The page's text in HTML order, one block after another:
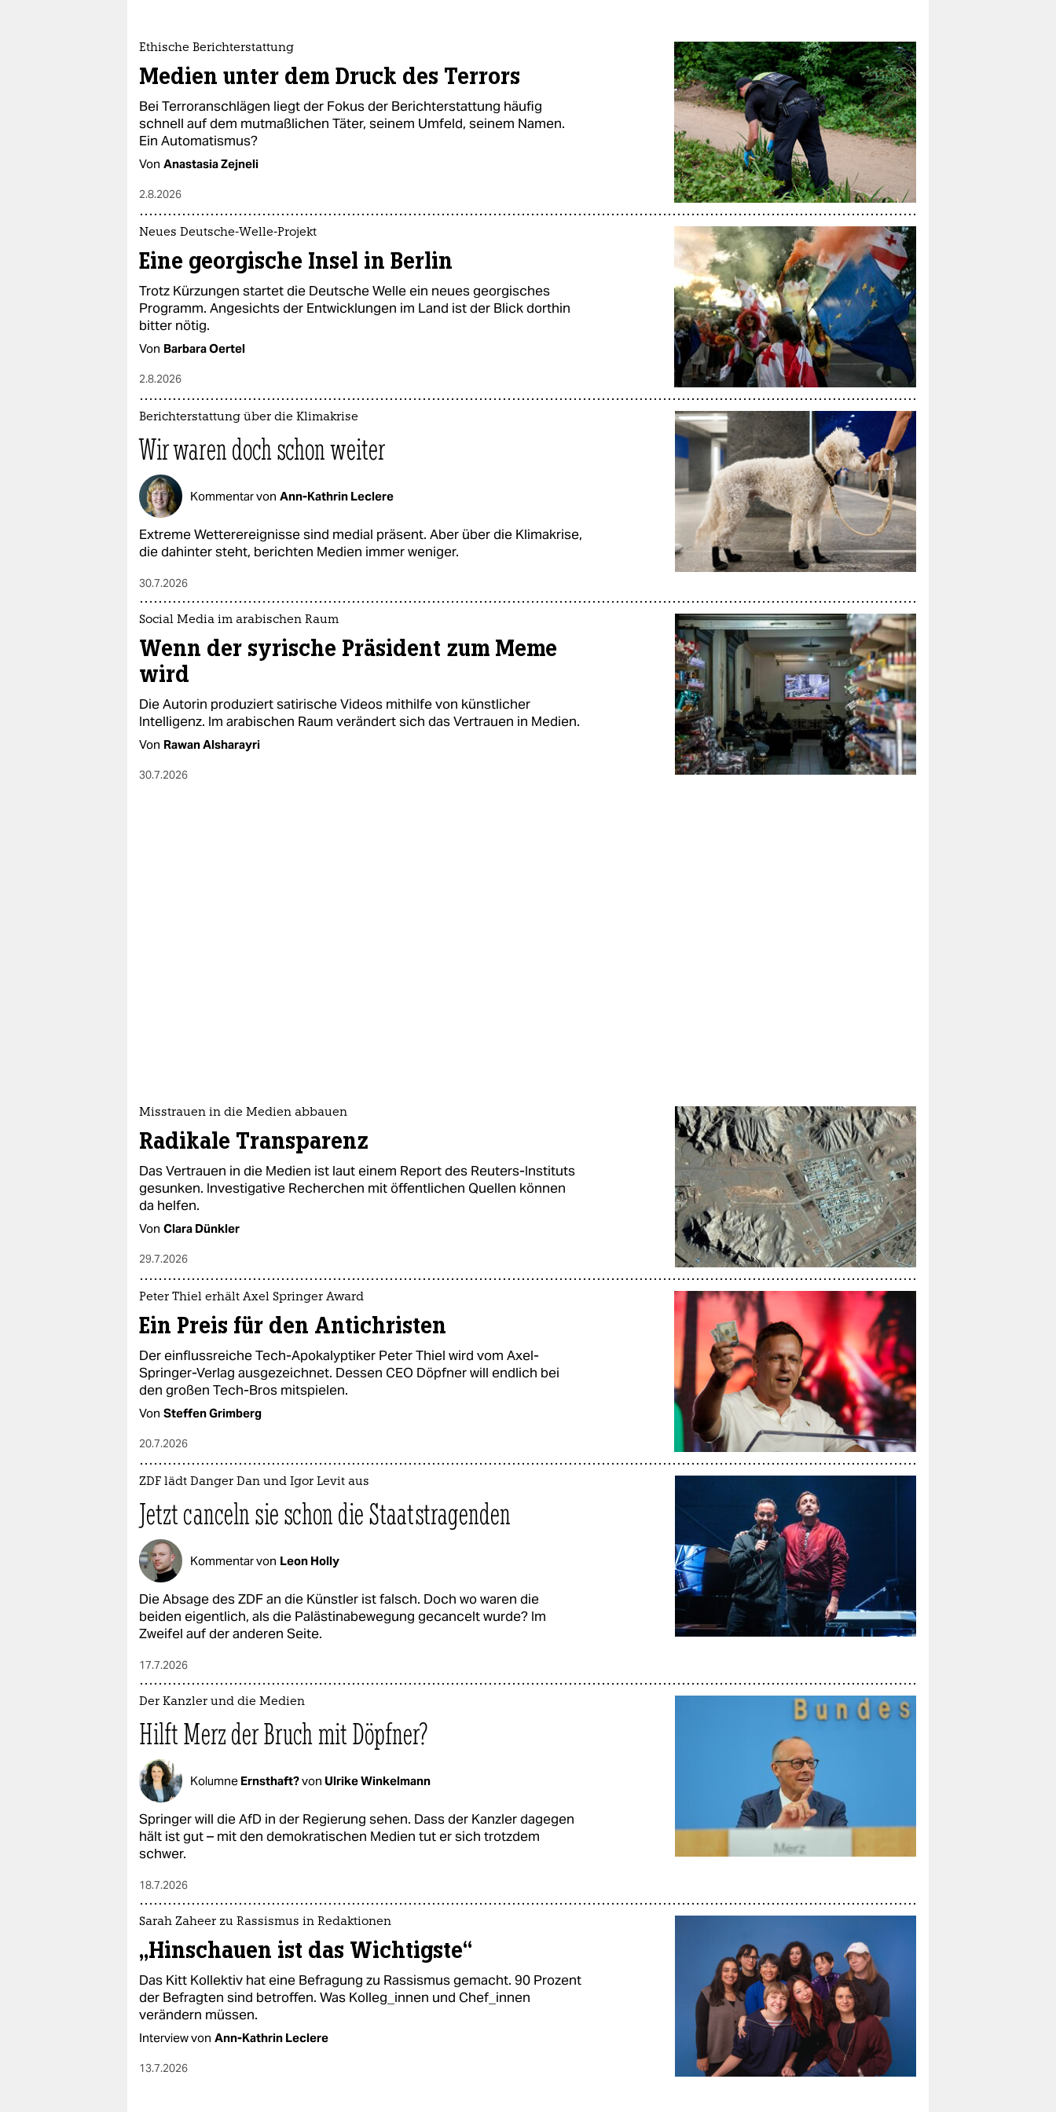
Ethische Berichterstattung
Medien unter dem Druck des Terrors
Bei Terroranschlägen liegt der Fokus der Berichterstattung häufig
schnell auf dem mutmaßlichen Täter, seinem Umfeld, seinem Namen.
Ein Automatismus?
Von Anastasia Zejneli
2.8.2026
Neues Deutsche-Welle-Projekt
Eine georgische Insel in Berlin
Trotz Kürzungen startet die Deutsche Welle ein neues georgisches
Programm. Angesichts der Entwicklungen im Land ist der Blick dorthin
bitter nötig.
Von Barbara Oertel
2.8.2026
Berichterstattung über die Klimakrise
Wir waren doch schon weiter
Kommentar von Ann-Kathrin Leclere
Extreme Wetterereignisse sind medial präsent. Aber über die Klimakrise,
die dahinter steht, berichten Medien immer weniger.
30.7.2026
Social Media im arabischen Raum
Wenn der syrische Präsident zum Meme
wird
Die Autorin produziert satirische Videos mithilfe von künstlicher
Intelligenz. Im arabischen Raum verändert sich das Vertrauen in Medien.
Von Rawan Alsharayri
30.7.2026
Misstrauen in die Medien abbauen
Radikale Transparenz
Das Vertrauen in die Medien ist laut einem Report des Reuters-Instituts
gesunken. Investigative Recherchen mit öffentlichen Quellen können
da helfen.
Von Clara Dünkler
29.7.2026
Peter Thiel erhält Axel Springer Award
Ein Preis für den Antichristen
Der einflussreiche Tech-Apokalyptiker Peter Thiel wird vom Axel-
Springer-Verlag ausgezeichnet. Dessen CEO Döpfner will endlich bei
den großen Tech-Bros mitspielen.
Von Steffen Grimberg
20.7.2026
ZDF lädt Danger Dan und Igor Levit aus
Jetzt canceln sie schon die Staatstragenden
Kommentar von Leon Holly
Die Absage des ZDF an die Künstler ist falsch. Doch wo waren die
beiden eigentlich, als die Palästinabewegung gecancelt wurde? Im
Zweifel auf der anderen Seite.
17.7.2026
Der Kanzler und die Medien
Hilft Merz der Bruch mit Döpfner?
Kolumne Ernsthaft?von Ulrike Winkelmann
Springer will die AfD in der Regierung sehen. Dass der Kanzler dagegen
hält ist gut – mit den demokratischen Medien tut er sich trotzdem
schwer.
18.7.2026
Sarah Zaheer zu Rassismus in Redaktionen
„Hinschauen ist das Wichtigste“
Das Kitt Kollektiv hat eine Befragung zu Rassismus gemacht. 90 Prozent
der Befragten sind betroffen. Was Kolleg_innen und Chef_innen
verändern müssen.
Interview von Ann-Kathrin Leclere
13.7.2026